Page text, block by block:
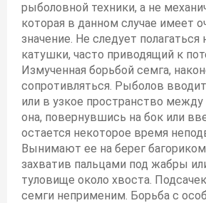
рыболовной техники, а не
которая в данном случае имеет
значение. Не следует полагаться
катушки, часто приводящий к
Измученная борьбой семга,
сопротивляться. Рыболов
или в узкое пространство
она, повернувшись на бок или
остается некоторое время
Вынимают ее на берег
захватив пальцами под жабры
туловище около хвоста.
семги неприменим. Борьба с